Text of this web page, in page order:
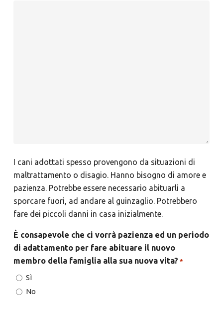
I cani adottati spesso provengono da situazioni di
maltrattamento o disagio. Hanno bisogno di amore e
pazienza. Potrebbe essere necessario abituarli a
sporcare fuori, ad andare al guinzaglio. Potrebbero
fare dei piccoli danni in casa inizialmente.
È consapevole che ci vorrà pazienza ed un periodo
di adattamento per fare abituare il nuovo
membro della famiglia alla sua nuova vita? *
Sì
No